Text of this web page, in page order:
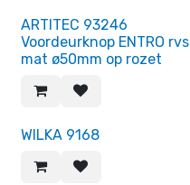
ARTITEC 93246
Voordeurknop ENTRO rvs
mat ø50mm op rozet
WILKA 9168